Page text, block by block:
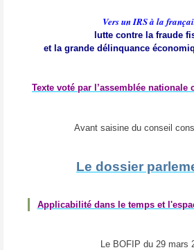
Vers un IRS à la
lutte contre la fraude
et la grande délinquance
Texte voté par l’assemblée nationale
Avant saisine du conseil
Le dossier
Applicabilité dans le temps et
Le BOFIP du 29 mars